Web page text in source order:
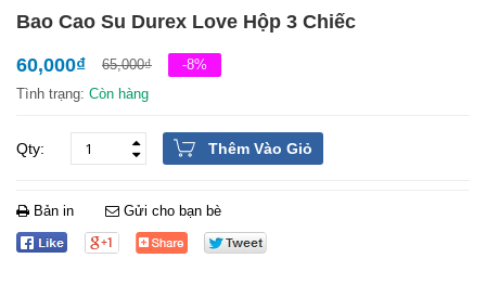
Bao Cao Su Durex Love Hộp 3 Chiếc
65,000₫
60,000₫
-8%
Tình trạng: Còn hàng
Thêm Vào Giỏ
Bản in Gửi cho bạn bè